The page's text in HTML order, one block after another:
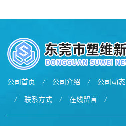
公司首页 / 公司介绍 / 公司动态
/ 联系方式 / 在线留言 /